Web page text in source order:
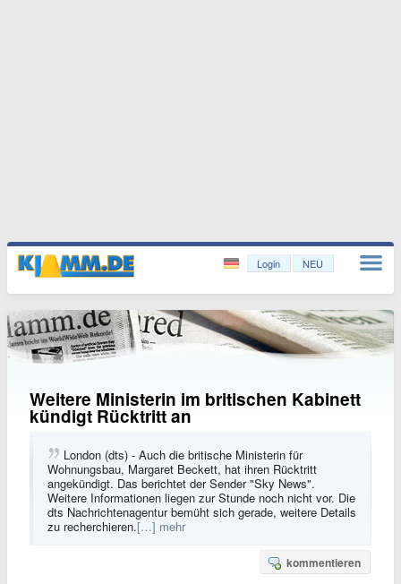
Login NEU
Weitere Ministerin im britischen Kabinett
kündigt Rücktritt an
London (dts) - Auch die britische Ministerin für
Wohnungsbau, Margaret Beckett, hat ihren Rücktritt
angekündigt. Das berichtet der Sender "Sky News".
Weitere Informationen liegen zur Stunde noch nicht vor. Die
dts Nachrichtenagentur bemüht sich gerade, weitere Details
zu recherchieren.[…] mehr
kommentieren